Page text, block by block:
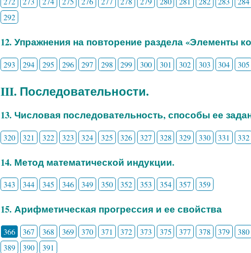
292
12. Упражнения на повторение раздела «Элементы
293 294 295 296 297 298 299 300 301 302 303 304 305
III. Последовательности.
13. Числовая последовательность, способы ее
320 321 322 323 324 325 326 327 328 329 330 331 332
14. Метод математической индукции.
343 344 345 346 349 350 352 353 354 357 359
15. Арифметическая прогрессия и ее свойства
366 367 368 369 370 371 372 373 375 377 378 379 380
389
390 391